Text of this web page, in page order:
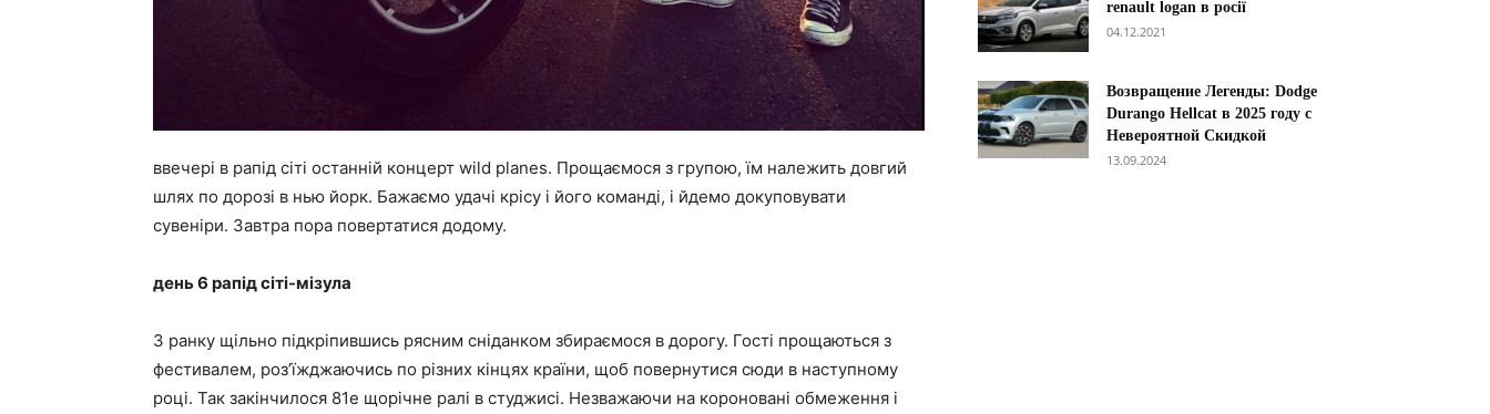
ввечері в рапід сіті останній концерт wild planes. Прощаємося з групою, їм належить довгий
шлях по дорозі в нью йорк. Бажаємо удачі крісу і його команді, і йдемо докуповувати
сувеніри. Завтра пора повертатися додому.
день 6 рапід сіті-мізула
З ранку щільно підкріпившись рясним сніданком збираємося в дорогу. Гості прощаються з
фестивалем, роз’їжджаючись по різних кінцях країни, щоб повернутися сюди в наступному
році. Так закінчилося 81е щорічне ралі в студжисі. Незважаючи на короновані обмеження і
renault logan в росії
04.12.2021
Возвращение Легенды: Dodge
Durango Hellcat в 2025 году с
Невероятной Скидкой
13.09.2024